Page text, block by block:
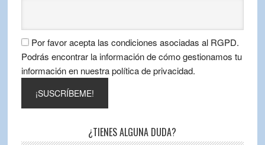
Por favor acepta las condiciones asociadas al RGPD.
Podrás encontrar la información de cómo gestionamos tu
información en nuestra política de privacidad.
¿TIENES ALGUNA DUDA?